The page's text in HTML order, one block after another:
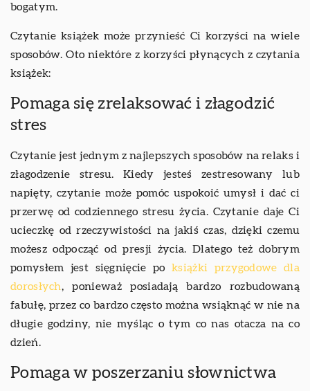
bogatym.
Czytanie książek może przynieść Ci korzyści na wiele
sposobów. Oto niektóre z korzyści płynących z czytania
książek:
Pomaga się zrelaksować i złagodzić
stres
Czytanie jest jednym z najlepszych sposobów na relaks i
złagodzenie stresu. Kiedy jesteś zestresowany lub
napięty, czytanie może pomóc uspokoić umysł i dać ci
przerwę od codziennego stresu życia. Czytanie daje Ci
ucieczkę od rzeczywistości na jakiś czas, dzięki czemu
możesz odpocząć od presji życia. Dlatego też dobrym
pomysłem jest sięgnięcie poksiążki przygodowe dla
dorosłych, ponieważ posiadają bardzo rozbudowaną
fabułę, przez co bardzo często można wsiąknąć w nie na
długie godziny, nie myśląc o tym co nas otacza na co
dzień.
Pomaga w poszerzaniu słownictwa